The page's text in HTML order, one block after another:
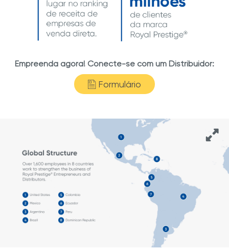
Empreenda agora! Conecte-se com um Distribuidor:
Formulário